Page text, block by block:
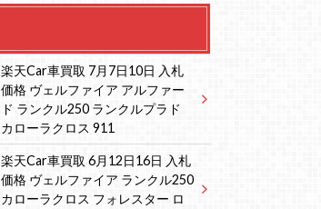
楽天Car車買取 7月7日10日 入札
価格 ヴェルファイア アルファー
ド ランクル250 ランクルプラド
カローラクロス 911
楽天Car車買取 6月12日16日 入札
価格 ヴェルファイア ランクル250
カローラクロス フォレスター ロ